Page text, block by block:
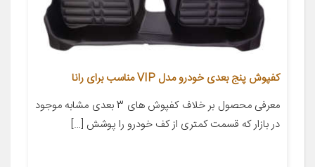
کفپوش پنج بعدی خودرو مدل VIP مناسب برای رانا
معرفی محصول بر خلاف کفپوش های 3 بعدی مشابه موجود
در بازار که قسمت کمتری از کف خودرو را پوشش […]